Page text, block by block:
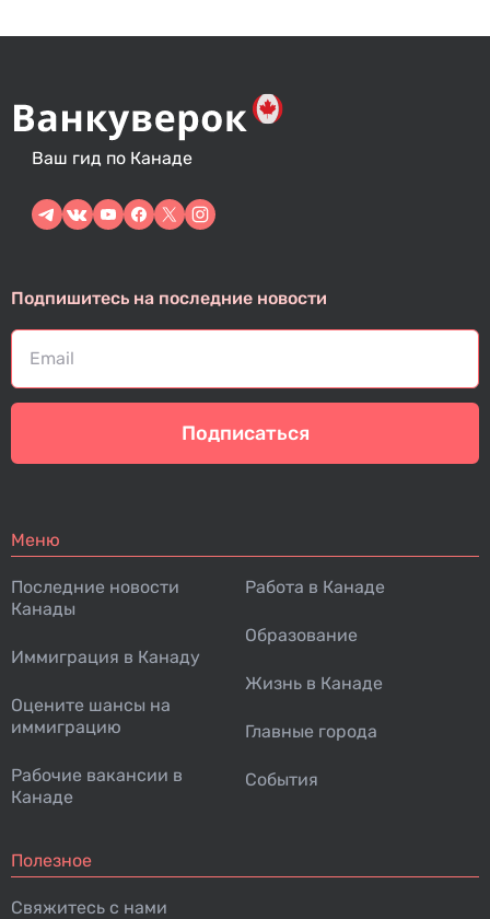
Ваш гид по Канаде
Подпишитесь на последние новости
Подписаться
Меню
Последние новости
Канады
Иммиграция в Канаду
Оцените шансы на
иммиграцию
Рабочие вакансии в
Канаде
Работа в Канаде
Образование
Жизнь в Канаде
Главные города
События
Полезное
Свяжитесь с нами